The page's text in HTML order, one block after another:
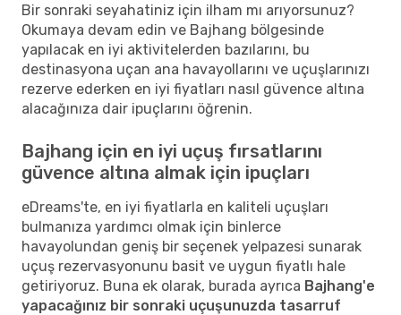
Bir sonraki seyahatiniz için ilham mı arıyorsunuz?
Okumaya devam edin ve Bajhang bölgesinde
yapılacak en iyi aktivitelerden bazılarını, bu
destinasyona uçan ana havayollarını ve uçuşlarınızı
rezerve ederken en iyi fiyatları nasıl güvence altına
alacağınıza dair ipuçlarını öğrenin.
Bajhang için en iyi uçuş fırsatlarını
güvence altına almak için ipuçları
eDreams'te, en iyi fiyatlarla en kaliteli uçuşları
bulmanıza yardımcı olmak için binlerce
havayolundan geniş bir seçenek yelpazesi sunarak
uçuş rezervasyonunu basit ve uygun fiyatlı hale
getiriyoruz. Buna ek olarak, burada ayrıca Bajhang'e
yapacağınız bir sonraki uçuşunuzda tasarruf